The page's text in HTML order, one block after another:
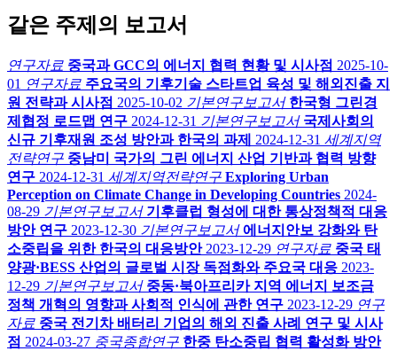
같은 주제의 보고서
연구자료 중국과 GCC의 에너지 협력 현황 및 시사점 2025-10-
01 연구자료 주요국의 기후기술 스타트업 육성 및 해외진출 지
원 전략과 시사점 2025-10-02 기본연구보고서 한국형 그린경
제협정 로드맵 연구 2024-12-31 기본연구보고서 국제사회의
신규 기후재원 조성 방안과 한국의 과제
2024-12-31 세계지역
전략연구 중남미 국가의 그린 에너지 산업 기반과 협력 방향
연구 2024-12-31 세계지역전략연구 Exploring Urban
Perception on Climate Change in Developing Countries 2024-
08-29 기본연구보고서 기후클럽 형성에 대한 통상정책적 대응
방안 연구 2023-12-30 기본연구보고서 에너지안보 강화와 탄
소중립을 위한 한국의 대응방안 2023-12-29 연구자료 중국 태
양광·BESS 산업의 글로벌 시장 독점화와 주요국 대응 2023-
12-29 기본연구보고서 중동·북아프리카 지역 에너지 보조금
정책 개혁의 영향과 사회적 인식에 관한 연구 2023-12-29 연구
자료 중국 전기차 배터리 기업의 해외 진출 사례 연구 및 시사
점 2024-03-27 중국종합연구 한중 탄소중립 협력 활성화 방안